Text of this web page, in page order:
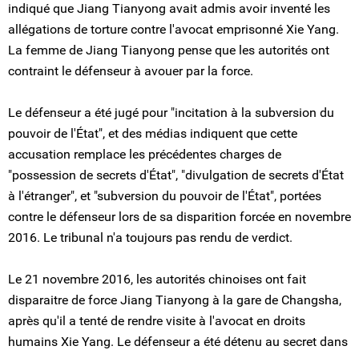
indiqué que Jiang Tianyong avait admis avoir inventé les
allégations de torture contre l'avocat emprisonné Xie Yang.
La femme de Jiang Tianyong pense que les autorités ont
contraint le défenseur à avouer par la force.
Le défenseur a été jugé pour "incitation à la subversion du
pouvoir de l'État", et des médias indiquent que cette
accusation remplace les précédentes charges de
"possession de secrets d'État", "divulgation de secrets d'État
à l'étranger", et "subversion du pouvoir de l'État", portées
contre le défenseur lors de sa disparition forcée en novembre
2016. Le tribunal n'a toujours pas rendu de verdict.
Le 21 novembre 2016, les autorités chinoises ont fait
disparaitre de force Jiang Tianyong à la gare de Changsha,
après qu'il a tenté de rendre visite à l'avocat en droits
humains Xie Yang. Le défenseur a été détenu au secret dans